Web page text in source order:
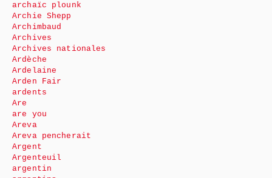
archaïc plounk
Archie Shepp
Archimbaud
Archives
Archives nationales
Ardèche
Ardelaine
Arden Fair
ardents
Are
are you
Areva
Areva pencherait
Argent
Argenteuil
argentin